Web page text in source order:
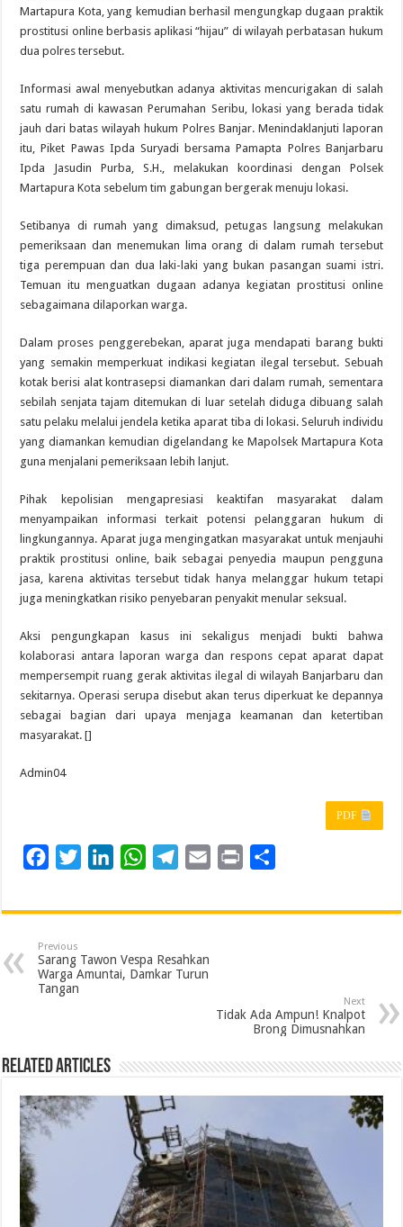
Martapura Kota, yang kemudian berhasil mengungkap dugaan praktik
prostitusi online berbasis aplikasi “hijau” di wilayah perbatasan hukum
dua polres tersebut.
Informasi awal menyebutkan adanya aktivitas mencurigakan di salah
satu rumah di kawasan Perumahan Seribu, lokasi yang berada tidak
jauh dari batas wilayah hukum Polres Banjar. Menindaklanjuti laporan
itu, Piket Pawas Ipda Suryadi bersama Pamapta Polres Banjarbaru
Ipda Jasudin Purba, S.H., melakukan koordinasi dengan Polsek
Martapura Kota sebelum tim gabungan bergerak menuju lokasi.
Setibanya di rumah yang dimaksud, petugas langsung melakukan
pemeriksaan dan menemukan lima orang di dalam rumah tersebut
tiga perempuan dan dua laki-laki yang bukan pasangan suami istri.
Temuan itu menguatkan dugaan adanya kegiatan prostitusi online
sebagaimana dilaporkan warga.
Dalam proses penggerebekan, aparat juga mendapati barang bukti
yang semakin memperkuat indikasi kegiatan ilegal tersebut. Sebuah
kotak berisi alat kontrasepsi diamankan dari dalam rumah, sementara
sebilah senjata tajam ditemukan di luar setelah diduga dibuang salah
satu pelaku melalui jendela ketika aparat tiba di lokasi. Seluruh individu
yang diamankan kemudian digelandang ke Mapolsek Martapura Kota
guna menjalani pemeriksaan lebih lanjut.
Pihak kepolisian mengapresiasi keaktifan masyarakat dalam
menyampaikan informasi terkait potensi pelanggaran hukum di
lingkungannya. Aparat juga mengingatkan masyarakat untuk menjauhi
praktik prostitusi online, baik sebagai penyedia maupun pengguna
jasa, karena aktivitas tersebut tidak hanya melanggar hukum tetapi
juga meningkatkan risiko penyebaran penyakit menular seksual.
Aksi pengungkapan kasus ini sekaligus menjadi bukti bahwa
kolaborasi antara laporan warga dan respons cepat aparat dapat
mempersempit ruang gerak aktivitas ilegal di wilayah Banjarbaru dan
sekitarnya. Operasi serupa disebut akan terus diperkuat ke depannya
sebagai bagian dari upaya menjaga keamanan dan ketertiban
masyarakat. []
Admin04
PDF
c
b
o
i
t
e
n
e
d
W
a
s
A
l
g
r
a
i
a
Previous
Sarang Tawon Vespa Resahkan
Warga Amuntai, Damkar Turun
Tangan
Next
Tidak Ada Ampun! Knalpot
Brong Dimusnahkan
Related Articles